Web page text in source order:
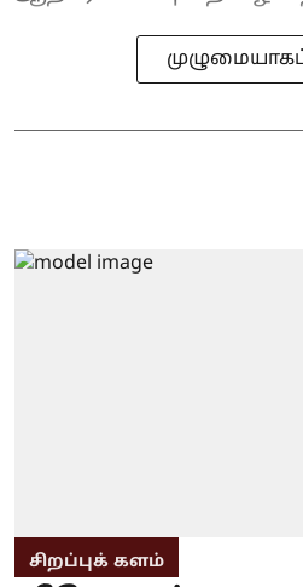
சிறப்புக் களம்